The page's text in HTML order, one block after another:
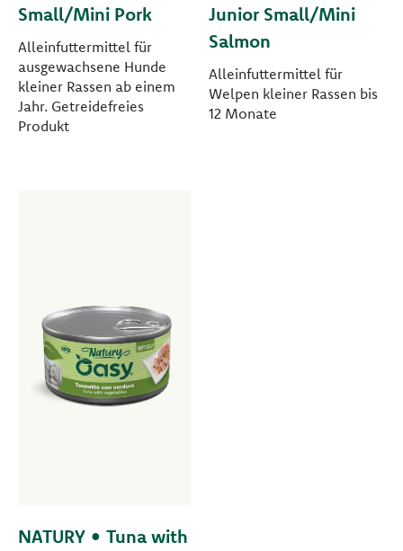
Small/Mini Pork
Alleinfuttermittel für
ausgewachsene Hunde
kleiner Rassen ab einem
Jahr. Getreidefreies
Produkt
Junior Small/Mini
Salmon
Alleinfuttermittel für
Welpen kleiner Rassen bis
12 Monate
NATURY • Tuna with